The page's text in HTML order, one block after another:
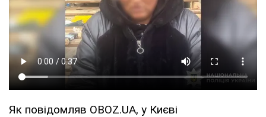
Як повідомляв OBOZ.UA, у Києві